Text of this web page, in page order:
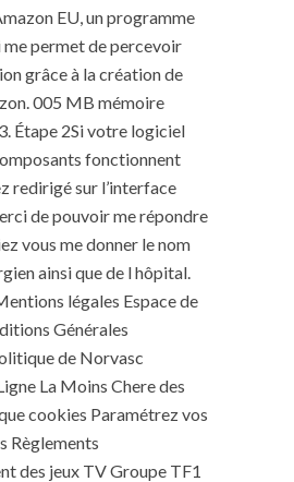
EU, un programme
permet de percevoir
grâce à la création de
005 MB mémoire
Étape 2Si votre logiciel
fonctionnent
redirigé sur l’interface
de pouvoir me répondre
vous me donner le nom
ainsi que de l hôpital.
légales Espace de
Générales
de Norvasc
La Moins Chere des
cookies Paramétrez vos
Règlements
des jeux TV Groupe TF1